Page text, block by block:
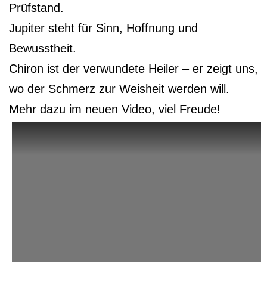
Prüfstand.
Jupiter steht für Sinn, Hoffnung und
Bewusstheit.
Chiron ist der verwundete Heiler – er zeigt uns,
wo der Schmerz zur Weisheit werden will.
Mehr dazu im neuen Video, viel Freude!